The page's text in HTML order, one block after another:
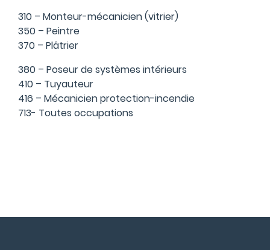
310 – Monteur-mécanicien (vitrier)
350 – Peintre
370 – Plâtrier
380 – Poseur de systèmes intérieurs
410 – Tuyauteur
416 – Mécanicien protection-incendie
713- Toutes occupations